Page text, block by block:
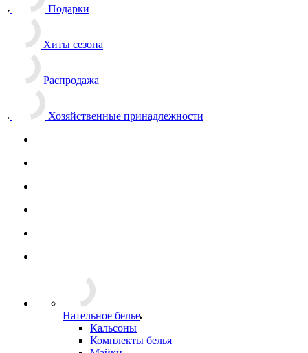
Подарки
Хиты сезона
Распродажа
Хозяйственные принадлежности
Нательное белье
Кальсоны
Комплекты белья